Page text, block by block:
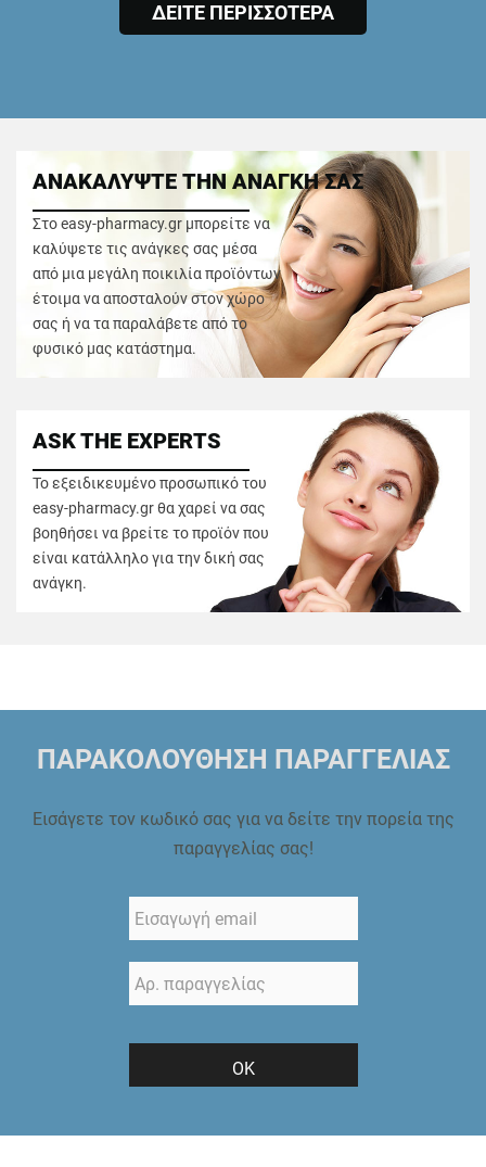
ΔΕΙΤΕ ΠΕΡΙΣΣΟΤΕΡΑ
ΑΝΑΚΑΛΥΨΤΕ ΤΗΝ ΑΝΑΓΚΗ ΣΑΣ
Στο easy-pharmacy.gr μπορείτε να
καλύψετε τις ανάγκες σας μέσα
από μια μεγάλη ποικιλία προϊόντων
έτοιμα να αποσταλούν στον χώρο
σας ή να τα παραλάβετε από το
φυσικό μας κατάστημα.
ASK THE EXPERTS
Το εξειδικευμένο προσωπικό του
easy-pharmacy.gr θα χαρεί να σας
βοηθήσει να βρείτε το προϊόν που
είναι κατάλληλο για την δική σας
ανάγκη.
ΠΑΡΑΚΟΛΟΥΘΗΣΗ ΠΑΡΑΓΓΕΛΙΑΣ
Εισάγετε τον κωδικό σας για να δείτε την πορεία της
παραγγελίας σας!
ΟΚ